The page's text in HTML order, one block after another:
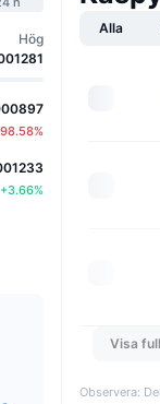
Hög
%
+3.66%
Alla
Visa
Observera: